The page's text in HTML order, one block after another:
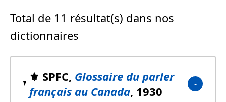
Total de 11 résultat(s) dans nos
dictionnaires
⚜️ SPFC, Glossaire du parler
français au Canada, 1930